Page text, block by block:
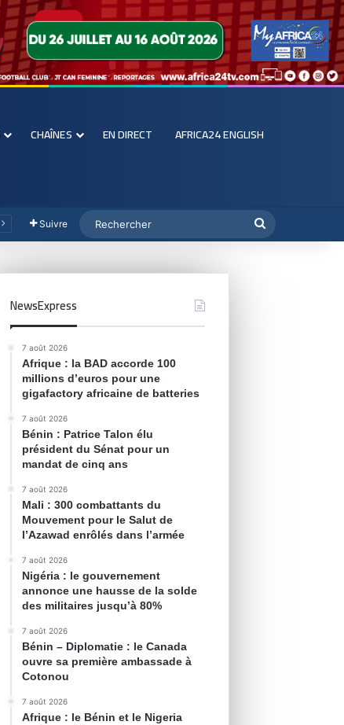
CHAÎNES EN DIRECT AFRICA24 ENGLISH
Suivre
NewsExpress
7 août 2026
Afrique : la BAD accorde 100
millions d’euros pour une
gigafactory africaine de batteries
7 août 2026
Bénin : Patrice Talon élu
président du Sénat pour un
mandat de cinq ans
7 août 2026
Mali : 300 combattants du
Mouvement pour le Salut de
l’Azawad enrôlés dans l’armée
7 août 2026
Nigéria : le gouvernement
annonce une hausse de la solde
des militaires jusqu’à 80%
7 août 2026
Bénin – Diplomatie : le Canada
ouvre sa première ambassade à
Cotonou
7 août 2026
Afrique : le Bénin et le Nigeria